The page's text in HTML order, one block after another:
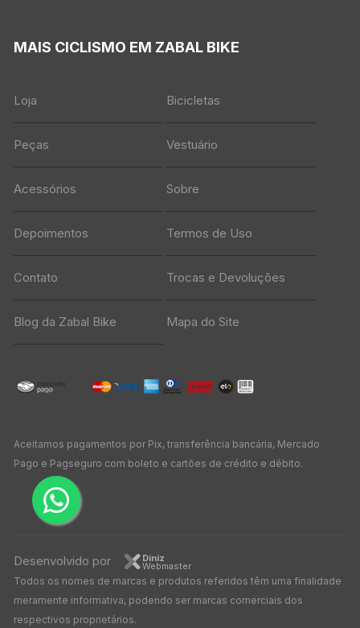
MAIS CICLISMO EM ZABAL BIKE
Loja Bicicletas
Peças Vestuário
Acessórios Sobre
Depoimentos Termos de Uso
Contato Trocas e Devoluções
Blog da Zabal Bike Mapa do Site
Aceitamos pagamentos por Pix, transferência bancária, Mercado
Pago e Pagseguro com boleto e cartões de crédito e débito.
Desenvolvido por Diniz
Webmaster
Todos os nomes de marcas e produtos referidos têm uma finalidade
meramente informativa, podendo ser marcas comerciais dos
respectivos proprietários.